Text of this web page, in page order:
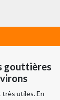
gouttières
utiles. En